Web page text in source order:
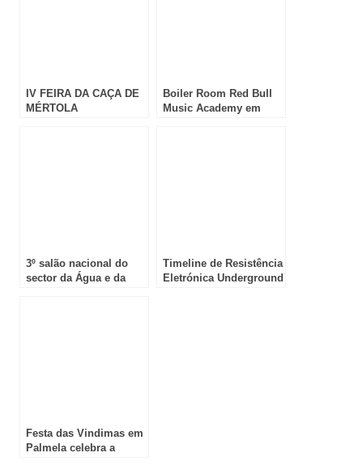
IV FEIRA DA CAÇA DE
MÉRTOLA
Boiler Room Red Bull
Music Academy em
3º salão nacional do
sector da Água e da
Timeline de Resistência
Eletrónica Underground
Festa das Vindimas em
Palmela celebra a